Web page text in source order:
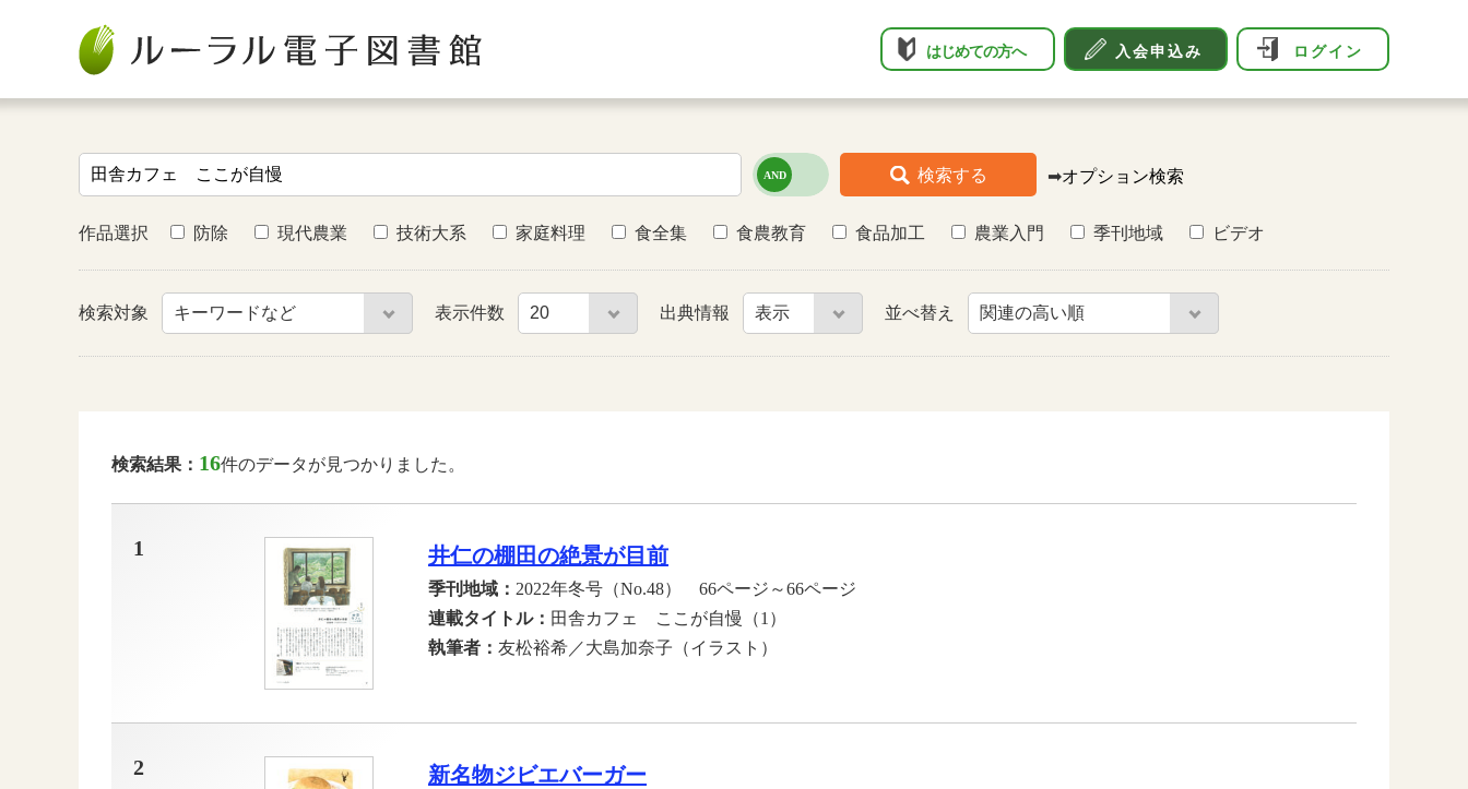
はじめての方へ 入会申込み ログイン
検索する ➡オプション検索
作品選択 防除 現代農業 技術大系 家庭料理 食全集 食農教育 食品加工 農業入門 季刊地域 ビデオ
検索対象 表示件数 出典情報 並べ替え
検索結果： 16件のデータが見つかりました。
1 井仁の棚田の絶景が目前
季刊地域： 2022年冬号（No.48） 66ページ～66ページ
連載タイトル： 田舎カフェ ここが自慢（1）
執筆者： 友松裕希／大島加奈子（イラスト）
2 新名物ジビエバーガー